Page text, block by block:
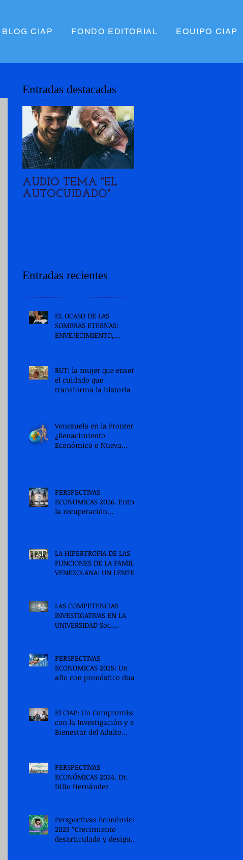
BLOG CIAP FONDO EDITORIAL EQUIPO CIAP
Entradas destacadas
AUDIO TEMA "EL
AUTOCUIDADO"
Entradas recientes
EL OCASO DE LAS
SOMBRAS ETERNAS:
ENVEJECIMIENTO,
VENEZUELA. Parte I.
RUT: la mujer que enseñó
el cuidado que
transforma la historia
Venezuela en la Frontera:
¿Renacimiento
Económico o Nueva
PERSPECTIVAS
ECONOMICAS 2026. Entre
la recuperación
LA HIPERTROFIA DE LAS
FUNCIONES DE LA FAMILIA
VENEZOLANA: UN LENTE
INTERVENCIÓN
TRANSFORMADORA.
LAS COMPETENCIAS
INVESTIGATIVAS EN LA
UNIVERSIDAD Soc.
PERSPECTIVAS
ECONOMICAS 2025: Un
año con pronóstico dual
El CIAP: Un Compromiso
con la Investigación y el
Bienestar del Adulto
PERSPECTIVAS
ECONÓMICAS 2024. Dr.
Dilio Hernández
Perspectivas Económicas
2023 “Crecimiento
desarticulado y desigual